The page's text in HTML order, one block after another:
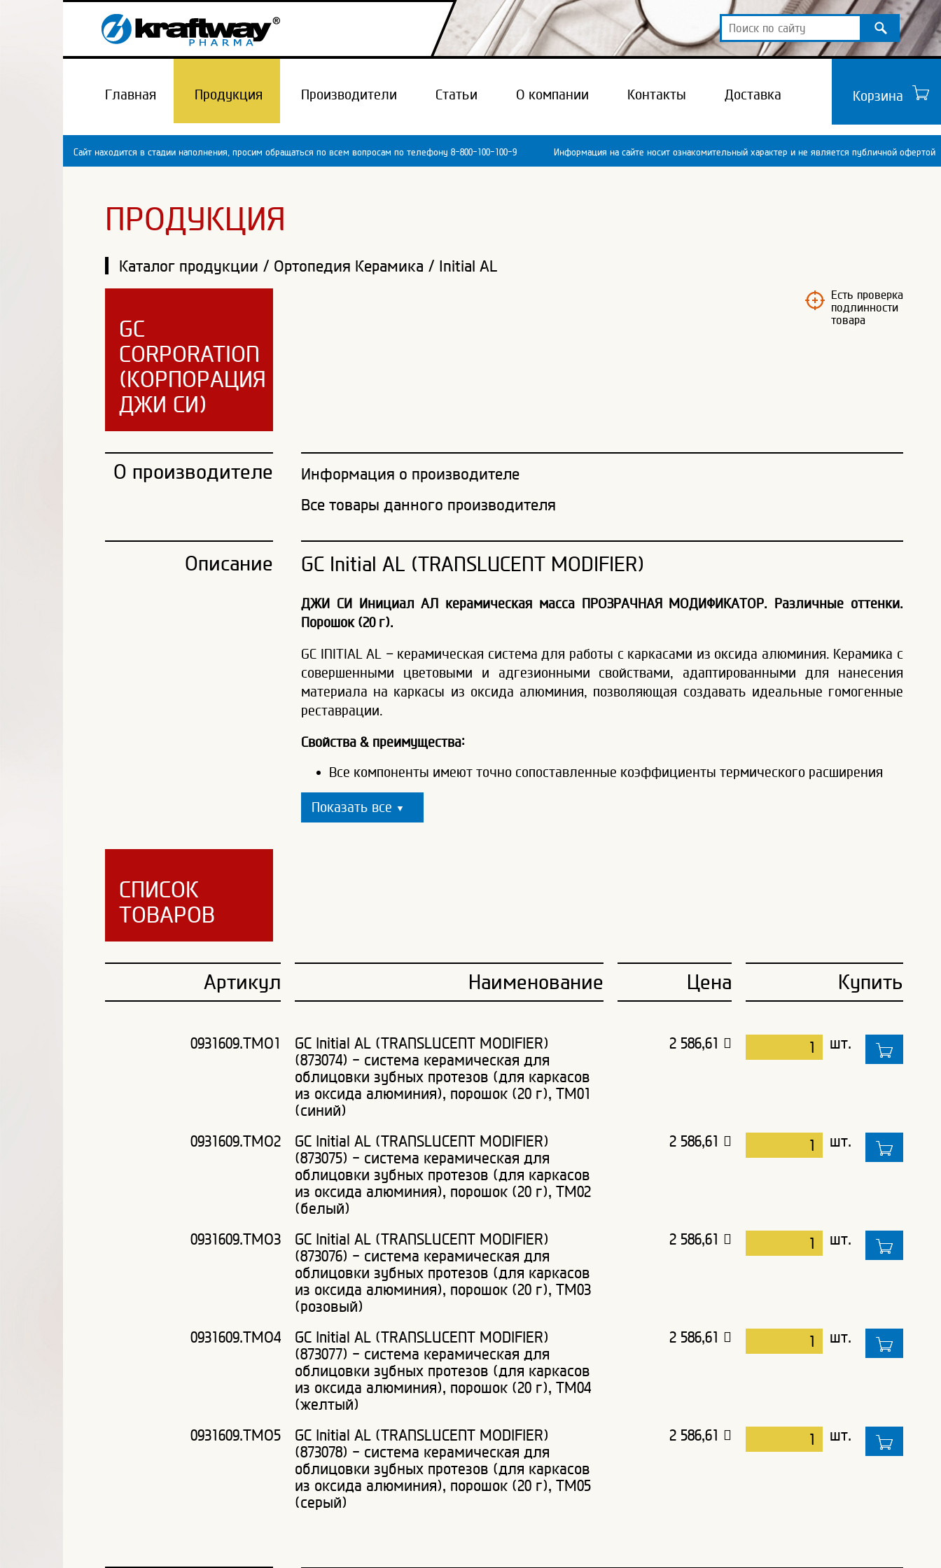
Главная Продукция Производители Статьи О компании Контакты Доставка Корзина
Сайт находится в стадии наполнения, просим обращаться по всем вопросам по телефону 8-800-100-100-9 Информация на сайте носит ознакомительный характер и не является публичной офертой
ПРОДУКЦИЯ
Каталог продукции / Ортопедия Керамика / Initial AL
GC
CORPORATION
(КОРПОРАЦИЯ
ДЖИ СИ)
Есть проверка
подлинности
товара
О производителе
Информация о производителе
Все товары данного производителя
Описание GC Initial AL (TRANSLUCENT MODIFIER)
ДЖИ СИ Инициал АЛ керамическая масса ПРОЗРАЧНАЯ МОДИФИКАТОР. Различные оттенки.
Порошок (20 г).
GC INITIAL AL – керамическая система для работы с каркасами из оксида алюминия. Керамика с
совершенными цветовыми и адгезионными свойствами, адаптированными для нанесения
материала на каркасы из оксида алюминия, позволяющая создавать идеальные гомогенные
реставрации.
Свойства & преимущества:
Все компоненты имеют точно сопоставленные коэффициенты термического расширения
Показать все ▼
СПИСОК
ТОВАРОВ
Артикул Наименование Цена Купить
0931609.TMO1
GC Initial AL (TRANSLUCENT MODIFIER)
(873074) - система керамическая для
облицовки зубных протезов (для каркасов
из оксида алюминия), порошок (20 г), ТМ01
(синий)
2 586,61 шт.
0931609.TMO2
GC Initial AL (TRANSLUCENT MODIFIER)
(873075) - система керамическая для
облицовки зубных протезов (для каркасов
из оксида алюминия), порошок (20 г), ТМ02
(белый)
2 586,61 шт.
0931609.ТМО3
GC Initial AL (TRANSLUCENT MODIFIER)
(873076) - система керамическая для
облицовки зубных протезов (для каркасов
из оксида алюминия), порошок (20 г), ТМ03
(розовый)
2 586,61 шт.
0931609.ТМО4
GC Initial AL (TRANSLUCENT MODIFIER)
(873077) - система керамическая для
облицовки зубных протезов (для каркасов
из оксида алюминия), порошок (20 г), ТМ04
(желтый)
2 586,61 шт.
0931609.ТМО5
GC Initial AL (TRANSLUCENT MODIFIER)
(873078) - система керамическая для
облицовки зубных протезов (для каркасов
из оксида алюминия), порошок (20 г), ТМ05
(серый)
2 586,61 шт.